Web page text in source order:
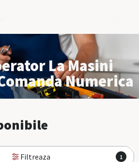
La Masini
Numerica
Filtreaza 1